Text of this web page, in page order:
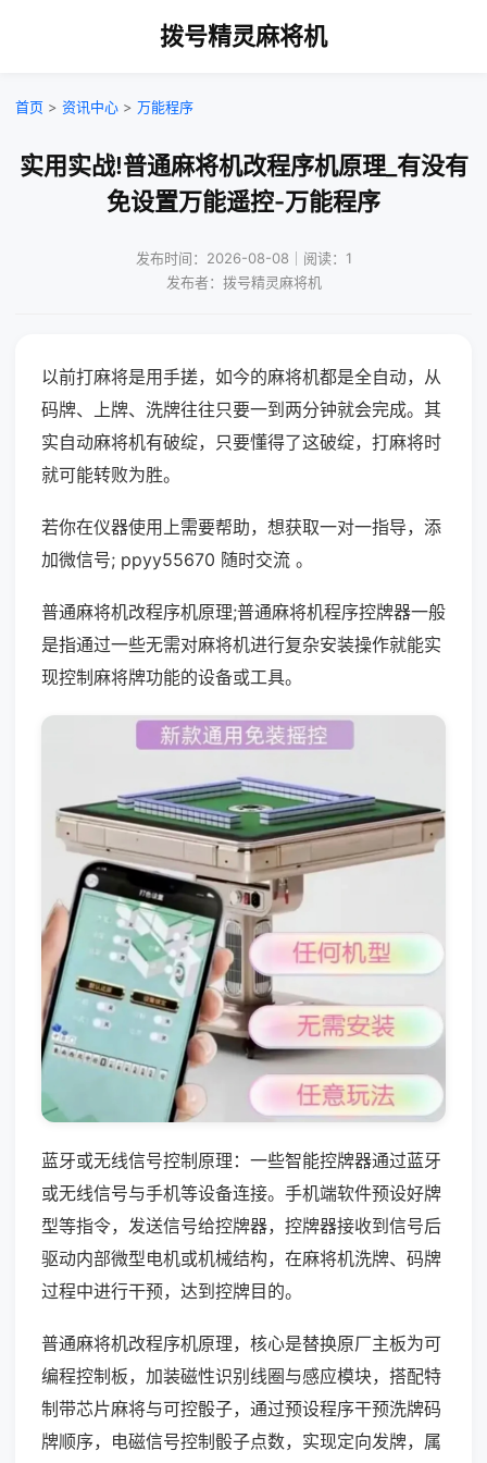
拨号精灵麻将机
首页 > 资讯中心 > 万能程序
实用实战!普通麻将机改程序机原理_有没有
免设置万能遥控-万能程序
发布时间：2026-08-08｜阅读：1
发布者：拨号精灵麻将机
以前打麻将是用手搓，如今的麻将机都是全自动，从
码牌、上牌、洗牌往往只要一到两分钟就会完成。其
实自动麻将机有破绽，只要懂得了这破绽，打麻将时
就可能转败为胜。
若你在仪器使用上需要帮助，想获取一对一指导，添
加微信号; ppyy55670 随时交流 。
普通麻将机改程序机原理;普通麻将机程序控牌器一般
是指通过一些无需对麻将机进行复杂安装操作就能实
现控制麻将牌功能的设备或工具。
蓝牙或无线信号控制原理：一些智能控牌器通过蓝牙
或无线信号与手机等设备连接。手机端软件预设好牌
型等指令，发送信号给控牌器，控牌器接收到信号后
驱动内部微型电机或机械结构，在麻将机洗牌、码牌
过程中进行干预，达到控牌目的。
普通麻将机改程序机原理，核心是替换原厂主板为可
编程控制板，加装磁性识别线圈与感应模块，搭配特
制带芯片麻将与可控骰子，通过预设程序干预洗牌码
牌顺序，电磁信号控制骰子点数，实现定向发牌，属